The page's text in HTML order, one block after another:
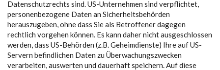
Datenschutzrechts sind. US-Unternehmen sind verpflichtet,
personenbezogene Daten an Sicherheitsbehörden
herauszugeben, ohne dass Sie als Betroffener dagegen
rechtlich vorgehen können. Es kann daher nicht ausgeschlossen
werden, dass US-Behörden (z.B. Geheimdienste) Ihre auf US-
Servern befindlichen Daten zu Überwachungszwecken
verarbeiten, auswerten und dauerhaft speichern. Auf diese